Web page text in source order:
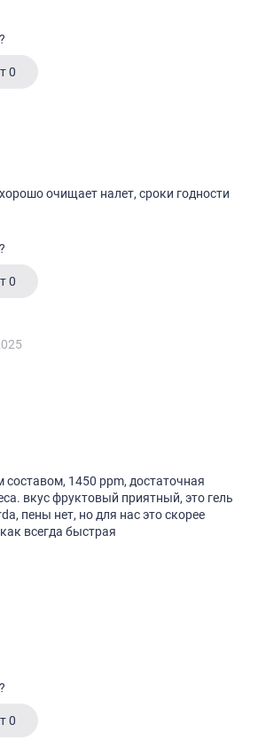
0
очищает налет, сроки годности
0
составом, 1450 ppm, достаточная
вкус фруктовый приятный, это гель
пены нет, но для нас это скорее
всегда быстрая
0